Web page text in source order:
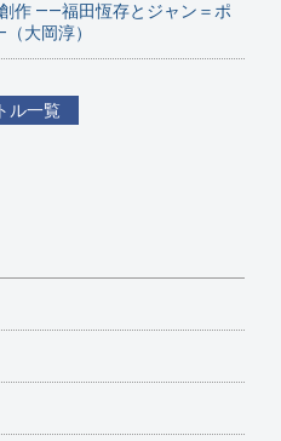
作 ——福田恆存とジャン＝ポ
大岡淳）
ル一覧